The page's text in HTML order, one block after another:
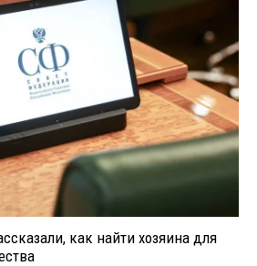
как найти хозяина для